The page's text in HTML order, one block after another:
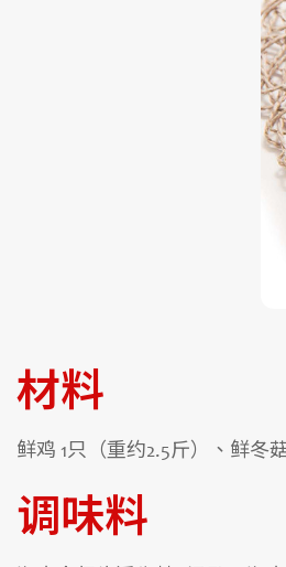
材料
鲜鸡 1只（重约2.5斤）、鲜冬
调味料